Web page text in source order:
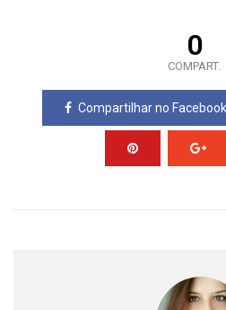
0
COMPART.
Compartilhar no Facebook